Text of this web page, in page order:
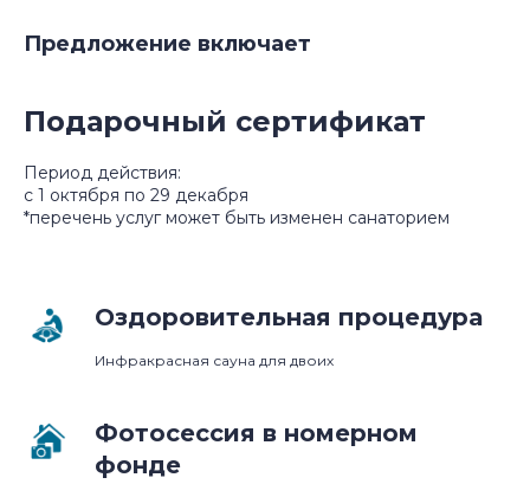
Предложение включает
Подарочный сертификат
Период действия:
с 1 октября по 29 декабря
*перечень услуг может быть изменен санаторием
Оздоровительная процедура
Инфракрасная сауна для двоих
Фотосессия в номерном
фонде